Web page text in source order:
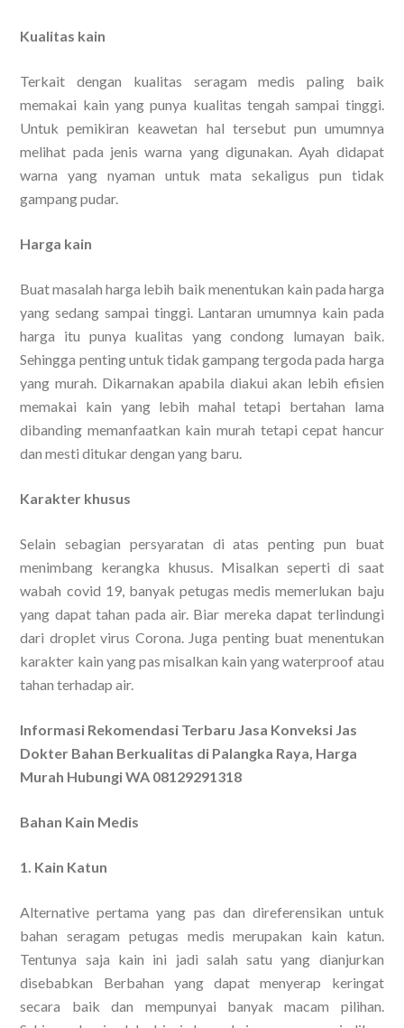
Kualitas kain
Terkait dengan kualitas seragam medis paling baik
memakai kain yang punya kualitas tengah sampai tinggi.
Untuk pemikiran keawetan hal tersebut pun umumnya
melihat pada jenis warna yang digunakan. Ayah didapat
warna yang nyaman untuk mata sekaligus pun tidak
gampang pudar.
Harga kain
Buat masalah harga lebih baik menentukan kain pada harga
yang sedang sampai tinggi. Lantaran umumnya kain pada
harga itu punya kualitas yang condong lumayan baik.
Sehingga penting untuk tidak gampang tergoda pada harga
yang murah. Dikarnakan apabila diakui akan lebih efisien
memakai kain yang lebih mahal tetapi bertahan lama
dibanding memanfaatkan kain murah tetapi cepat hancur
dan mesti ditukar dengan yang baru.
Karakter khusus
Selain sebagian persyaratan di atas penting pun buat
menimbang kerangka khusus. Misalkan seperti di saat
wabah covid 19, banyak petugas medis memerlukan baju
yang dapat tahan pada air. Biar mereka dapat terlindungi
dari droplet virus Corona. Juga penting buat menentukan
karakter kain yang pas misalkan kain yang waterproof atau
tahan terhadap air.
Informasi Rekomendasi Terbaru Jasa Konveksi Jas
Dokter Bahan Berkualitas di Palangka Raya, Harga
Murah Hubungi WA 08129291318
Bahan Kain Medis
1. Kain Katun
Alternative pertama yang pas dan direferensikan untuk
bahan seragam petugas medis merupakan kain katun.
Tentunya saja kain ini jadi salah satu yang dianjurkan
disebabkan Berbahan yang dapat menyerap keringat
secara baik dan mempunyai banyak macam pilihan.